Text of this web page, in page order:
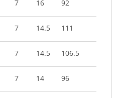
7 16 92
7 14.5 111
7 14.5 106.5
7 14 96